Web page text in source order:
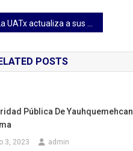
UATx actualiza a sus académicos bajo los ejes del SEAES
POSTS
Pública De Yauhquemehcan
3, 2023 admin